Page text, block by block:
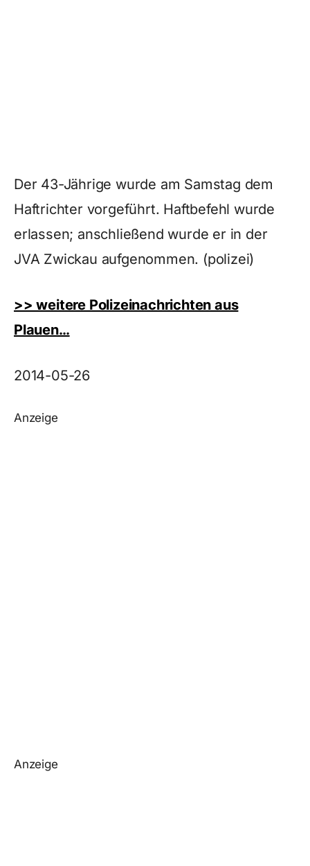
Der 43-Jährige wurde am Samstag dem
Haftrichter vorgeführt. Haftbefehl wurde
erlassen; anschließend wurde er in der
JVA Zwickau aufgenommen. (polizei)
>> weitere Polizeinachrichten aus
Plauen…
2014-05-26
Anzeige
Anzeige